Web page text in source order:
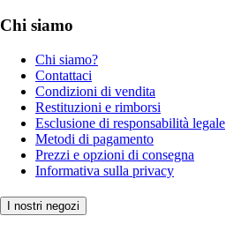
Chi siamo
Chi siamo?
Contattaci
Condizioni di vendita
Restituzioni e rimborsi
Esclusione di responsabilità legale
Metodi di pagamento
Prezzi e opzioni di consegna
Informativa sulla privacy
I nostri negozi